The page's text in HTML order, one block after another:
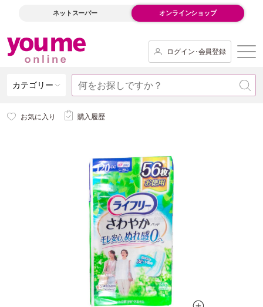
ネットスーパー オンラインショップ
ログイン･会員登録
カテゴリー
お気に入り 購入履歴